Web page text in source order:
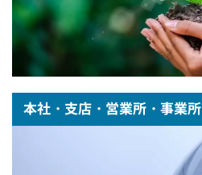
本社・支店・営業所・事業所